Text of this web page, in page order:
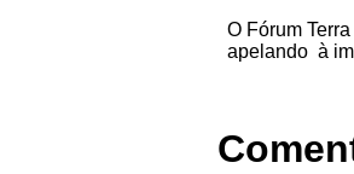
O Fórum
apelando à